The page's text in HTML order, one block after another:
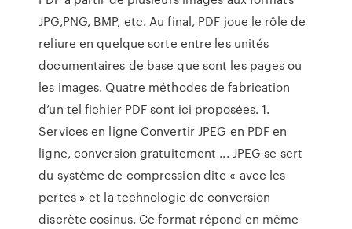
JPG,PNG, BMP, etc. Au final, PDF joue le rôle de
reliure en quelque sorte entre les unités
documentaires de base que sont les pages ou
les images. Quatre méthodes de fabrication
d’un tel fichier PDF sont ici proposées. 1.
Services en ligne Convertir JPEG en PDF en
ligne, conversion gratuitement ... JPEG se sert
du système de compression dite « avec les
pertes » et la technologie de conversion
discrète cosinus. Ce format répond en même